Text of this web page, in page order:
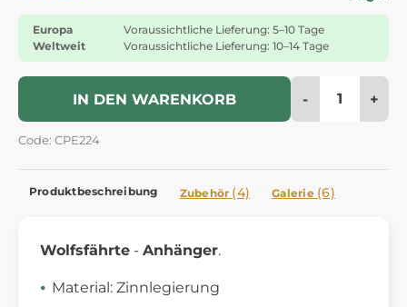
Europa
Voraussichtliche Lieferung: 5–10 Tage
Weltweit
Voraussichtliche Lieferung: 10–14 Tage
IN DEN WARENKORB - +
Code: CPE224
Produktbeschreibung Zubehör (4) Galerie (6)
Wolfsfährte - Anhänger.
Material: Zinnlegierung